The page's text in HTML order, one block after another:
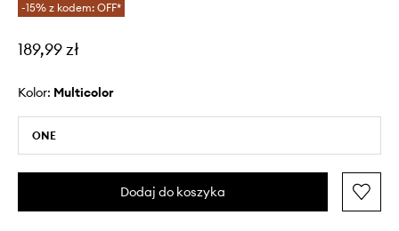
-15% z kodem: OFF*
189,99 zł
Kolor: multicolor
ONE
Dodaj do koszyka